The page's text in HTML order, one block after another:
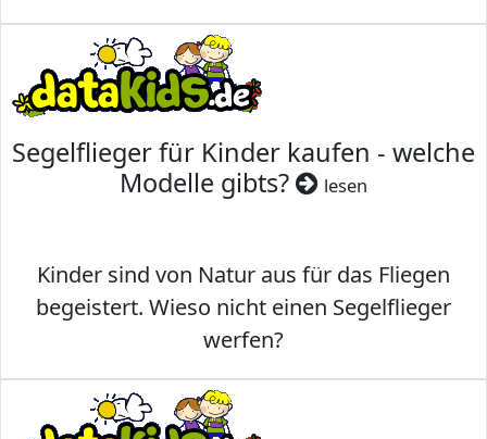
Segelflieger für Kinder kaufen - welche
Modelle gibts?
lesen
Kinder sind von Natur aus für das Fliegen
begeistert. Wieso nicht einen Segelflieger
werfen?